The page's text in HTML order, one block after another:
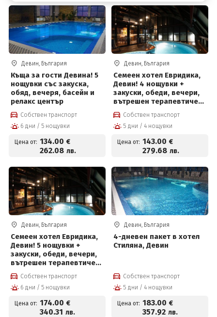
Девин, България
Къща за гости Девина! 5
нощувки със закуска,
обяд, вечеря, басейн и
релакс център
Собствен транспорт
6 дни / 5 нощувки
Цена от: 134.00 €
262.08 лв.
Девин, България
Семеен хотел Евридика,
Девин! 4 нощувки +
закуски, обеди, вечери,
вътрешен терапевтичен
басейн с минерална
вода, джакузи,
финландска сауна и
парна баня
Собствен транспорт
5 дни / 4 нощувки
Цена от: 143.00 €
279.68 лв.
Девин, България
Семеен хотел Евридика,
Девин! 5 нощувки +
закуски, обеди, вечери,
вътрешен терапевтичен
басейн с минерална
вода, джакузи,
финландска сауна и
парна баня
Собствен транспорт
6 дни / 5 нощувки
Цена от: 174.00 €
340.31 лв.
Девин, България
4-дневен пакет в хотел
Стиляна, Девин
Собствен транспорт
5 дни / 4 нощувки
Цена от: 183.00 €
357.92 лв.